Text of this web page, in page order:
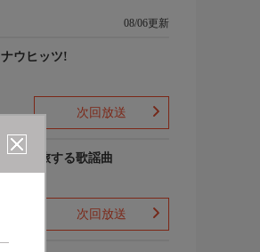
08/06更新
ナウヒッツ!
次回放送
列車で旅する歌謡曲
次回放送